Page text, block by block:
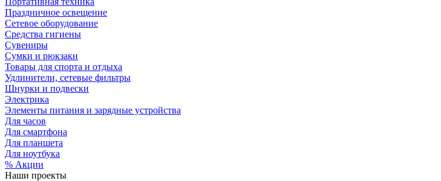
Праздничное освещение
Сетевое оборудование
Средства гигиены
Сувениры
Сумки и рюкзаки
Товары для спорта и отдыха
Удлинители, сетевые фильтры
Шнурки и подвески
Электрика
Элементы питания и зарядные устройства
Для часов
Для смартфона
Для планшета
Для ноутбука
% Акции
Наши проекты